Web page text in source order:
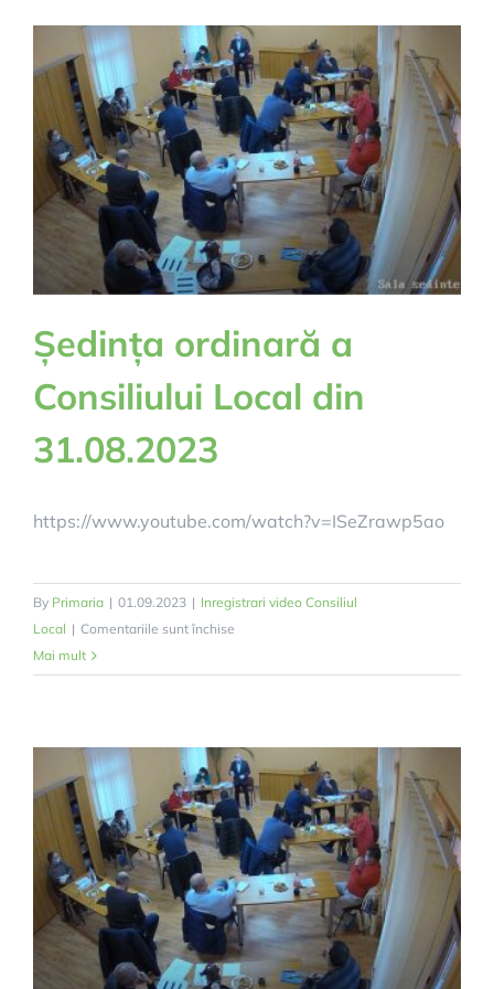
Ședința ordinară a
Consiliului Local din
31.08.2023
https://www.youtube.com/watch?v=ISeZrawp5ao
By Primaria | 01.09.2023 | Inregistrari video Consiliul
Local | Comentariile sunt închise
ordinară
Local
din
31.08.2023
Mai mult